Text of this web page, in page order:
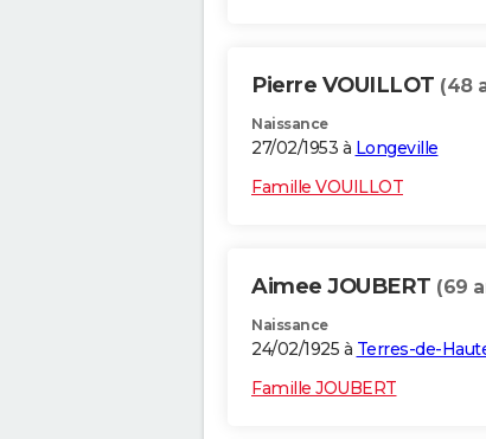
Pierre VOUILLOT (48
Naissance
27/02/1953 à Longeville
Famille VOUILLOT
Aimee JOUBERT (69
Naissance
24/02/1925 à Terres-de-
Famille JOUBERT